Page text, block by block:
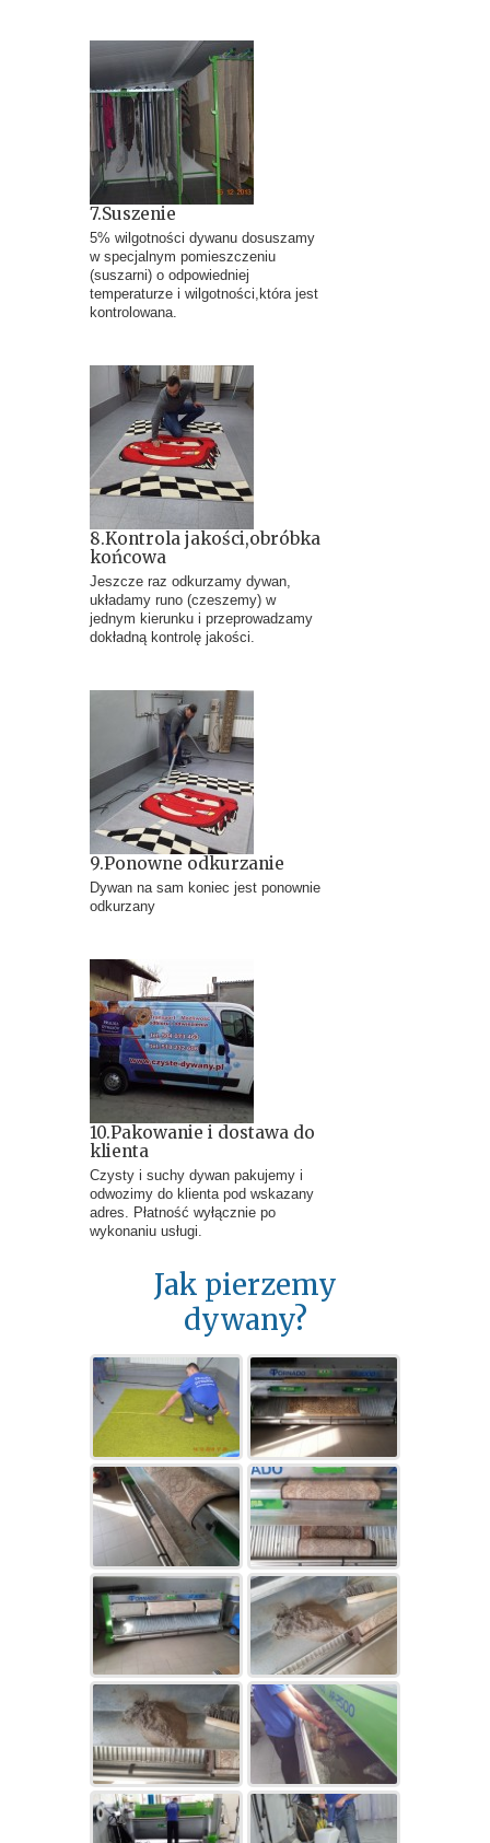
7.Suszenie
5% wilgotności dywanu dosuszamy
w specjalnym pomieszczeniu
(suszarni) o odpowiedniej
temperaturze i wilgotności,która jest
kontrolowana.
8.Kontrola jakości,obróbka
końcowa
Jeszcze raz odkurzamy dywan,
układamy runo (czeszemy) w
jednym kierunku i przeprowadzamy
dokładną kontrolę jakości.
9.Ponowne odkurzanie
Dywan na sam koniec jest ponownie
odkurzany
10.Pakowanie i dostawa do
klienta
Czysty i suchy dywan pakujemy i
odwozimy do klienta pod wskazany
adres. Płatność wyłącznie po
wykonaniu usługi.
Jak pierzemy
dywany?